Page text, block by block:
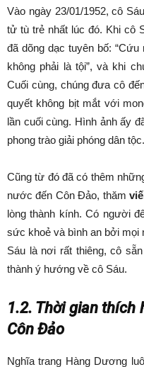
Vào ngày 23/01/1952, cô
tử tù trẻ nhất lúc đó. Khi cô
đã dõng dạc tuyên bố:
không phải là tội”, và khi
Cuối cùng, chúng đưa cô
quyết không bịt mắt với
lần cuối cùng. Hình ảnh ấy
phong trào giải phóng dân tộc.
Cũng từ đó đã có thêm
nước đến Côn Đảo, thăm
lòng thành kính. Có người
sức khoẻ và bình an bởi mọi
Sáu là nơi rất thiêng, cô
thành ý hướng về cô Sáu.
1.2. Thời gian thích
Côn Đảo
Nghĩa trang Hàng Dương